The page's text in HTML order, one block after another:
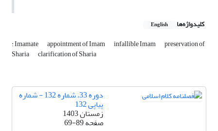
کلیدواژه‌ها English
: Imamate appointment of Imam infallible Imam preservation of
Sharia clarification of Sharia
دوره 33، شماره 132 - شماره
پیاپی 132
زمستان 1403
صفحه69-89